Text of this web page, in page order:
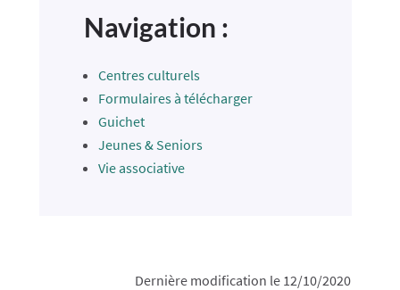
Navigation :
Centres culturels
Formulaires à télécharger
Guichet
Jeunes & Seniors
Vie associative
Dernière modification le 12/10/2020